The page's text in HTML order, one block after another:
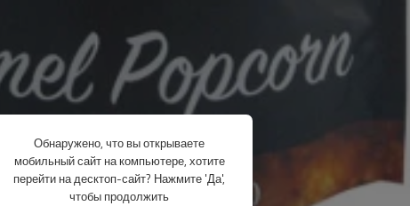
Обнаружено, что вы открываете
мобильный сайт на компьютере, хотите
перейти на десктоп-сайт? Нажмите 'Да',
чтобы продолжить